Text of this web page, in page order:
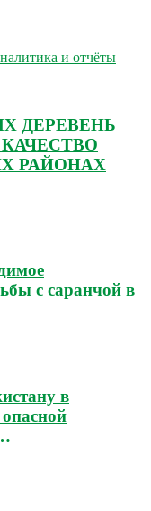
и отчёты
ДЕРЕВЕНЬ
РАЙОНАХ
с саранчой в
в
опасной